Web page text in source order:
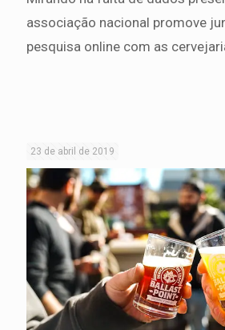
associação nacional promove
pesquisa online com as
23 de abril de 2019